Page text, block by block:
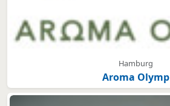
Hamburg
Aroma Olymp